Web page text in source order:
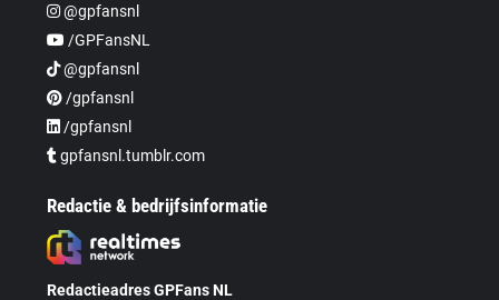
@gpfansnl
/GPFansNL
@gpfansnl
/gpfansnl
/gpfansnl
gpfansnl.tumblr.com
Redactie & bedrijfsinformatie
Redactieadres GPFans NL